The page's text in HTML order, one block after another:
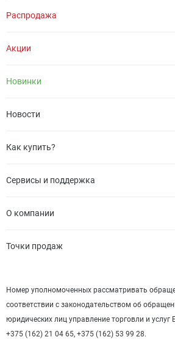
Распродажа
Акции
Новинки
Новости
Как купить?
Сервисы и поддержка
О компании
Точки продаж
Номер уполномоченных рассматривать
соответствии с законодательством об
юридических лиц управление торговли и услуг
+375 (162) 21 04 65, +375 (162) 53 99 28.